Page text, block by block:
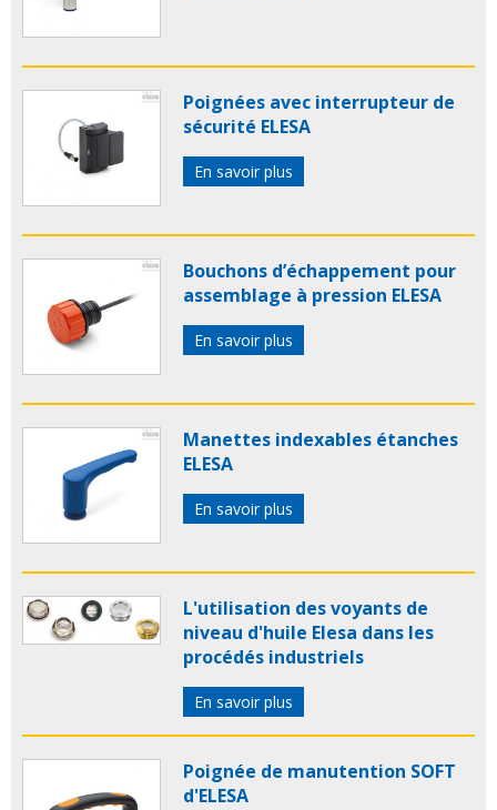
Poignées avec interrupteur de
sécurité ELESA
En savoir plus
Bouchons d’échappement pour
assemblage à pression ELESA
En savoir plus
Manettes indexables étanches
ELESA
En savoir plus
L'utilisation des voyants de
niveau d'huile Elesa dans les
procédés industriels
En savoir plus
Poignée de manutention SOFT
d'ELESA